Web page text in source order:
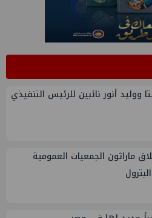
ووليد أنور نائبين للرئيس التنفيذي
ماراثون الجمعيات العمومية